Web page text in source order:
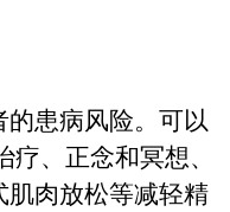
患病风险。可以
疗、正念和冥想、
肌肉放松等减轻精